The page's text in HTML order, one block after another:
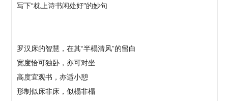
写下“枕上诗书闲处好"的妙句
罗汉床的智慧，在其“半榻清风”的留白
宽度恰可独卧，亦可对坐
高度宜观书，亦适小憩
形制似床非床，似榻非榻